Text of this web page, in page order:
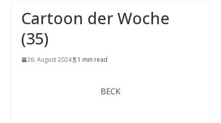
Cartoon der Woche
(35)
26. August 2024 1 min read
BECK